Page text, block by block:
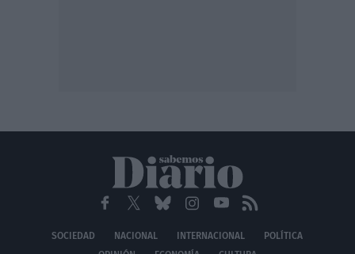
SOCIEDAD NACIONAL INTERNACIONAL
POLÍTICA